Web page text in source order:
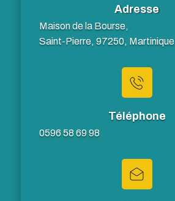
Adresse
Maison de la Bourse,
Saint-Pierre, 97250, Martinique
Téléphone
0596 58 69 98